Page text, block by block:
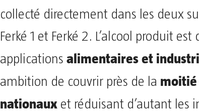
collecté directement dans les deux
Ferké 1 et Ferké 2. L’alcool produit
applications alimentaires et
ambition de couvrir près de la moitié
nationaux et réduisant d’autant les